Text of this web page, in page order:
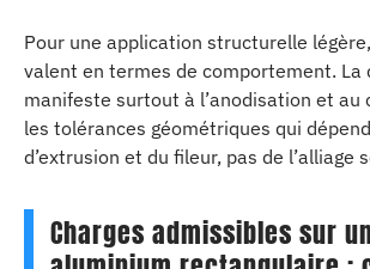
Pour une application structurelle
valent en termes de comportement. La
manifeste surtout à l’anodisation et au
les tolérances géométriques qui
d’extrusion et du fileur, pas de l’alliage
Charges admissibles sur